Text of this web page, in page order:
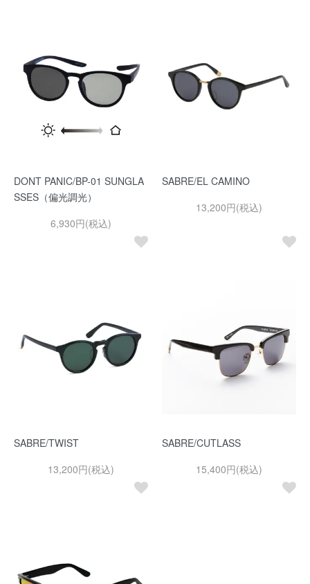
DONT PANIC/BP-01 SUNGLA
SSES（偏光調光）
6,930円(税込)
SABRE/EL CAMINO
13,200円(税込)
SABRE/TWIST
13,200円(税込)
SABRE/CUTLASS
15,400円(税込)